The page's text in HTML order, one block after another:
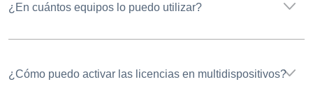
¿En cuántos equipos lo puedo utilizar?
¿Cómo puedo activar las licencias en multidispositivos?